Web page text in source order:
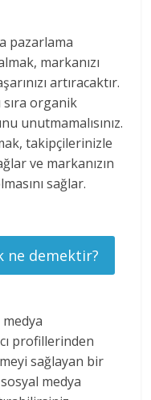
pazarlama
markanızı
artıracaktır.
sıra organik
unutmamalısınız.
takipçilerinizle
ve markanızın
sağlar.
ne demektir?
profillerinden
sağlayan bir
medya